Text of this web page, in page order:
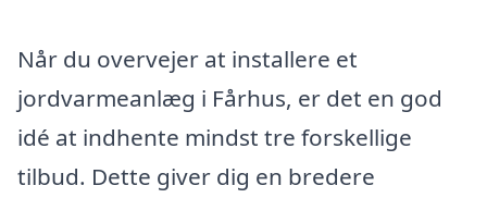
Når du overvejer at installere et
jordvarmeanlæg i Fårhus, er det en god
idé at indhente mindst tre forskellige
tilbud. Dette giver dig en bredere